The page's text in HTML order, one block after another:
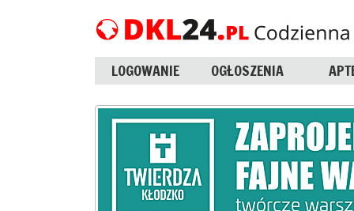
LOGOWANIE OGŁOSZENIA